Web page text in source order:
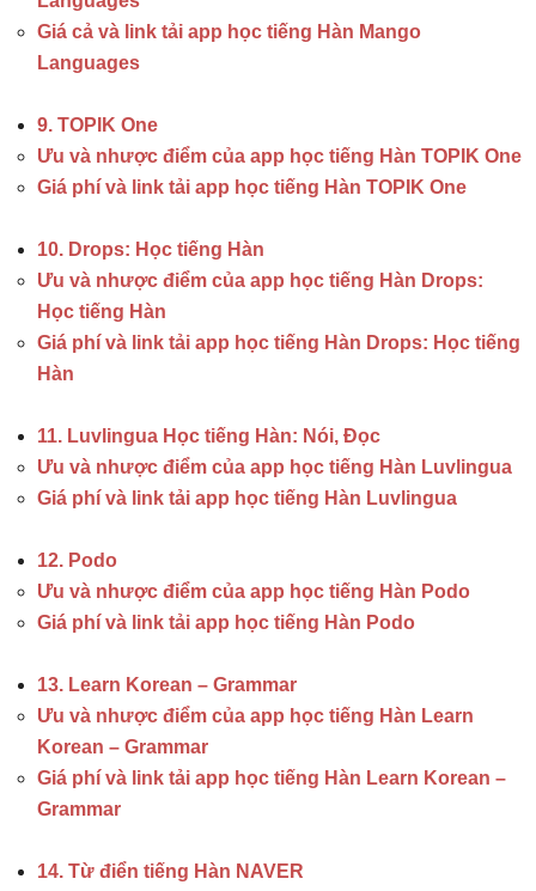
Giá cả và link tải app học tiếng Hàn Mango
Languages
9. TOPIK One
Ưu và nhược điểm của app học tiếng Hàn TOPIK One
Giá phí và link tải app học tiếng Hàn TOPIK One
10. Drops: Học tiếng Hàn
Ưu và nhược điểm của app học tiếng Hàn Drops:
Học tiếng Hàn
Giá phí và link tải app học tiếng Hàn Drops: Học tiếng
Hàn
11. Luvlingua Học tiếng Hàn: Nói, Đọc
Ưu và nhược điểm của app học tiếng Hàn Luvlingua
Giá phí và link tải app học tiếng Hàn Luvlingua
12. Podo
Ưu và nhược điểm của app học tiếng Hàn Podo
Giá phí và link tải app học tiếng Hàn Podo
13. Learn Korean – Grammar
Ưu và nhược điểm của app học tiếng Hàn Learn
Korean – Grammar
Giá phí và link tải app học tiếng Hàn Learn Korean –
Grammar
14. Từ điển tiếng Hàn NAVER